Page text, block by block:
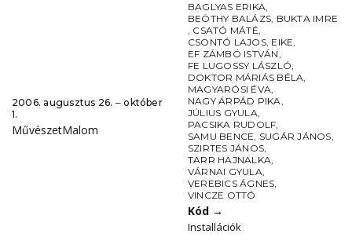
2006. augusztus 26. ‒ október
1.
MűvészetMalom
BAGLYAS ERIKA,
BEÖTHY BALÁZS, BUKTA IMRE
, CSATÓ MÁTÉ,
CSONTÓ LAJOS, EIKE,
EF ZÁMBÓ ISTVÁN,
FE LUGOSSY LÁSZLÓ,
DOKTOR MÁRIÁS BÉLA,
MAGYARÓSI ÉVA,
NAGY ÁRPÁD PIKA,
JÚLIUS GYULA,
PACSIKA RUDOLF,
SAMU BENCE, SUGÁR JÁNOS,
SZIRTES JÁNOS,
TARR HAJNALKA,
VÁRNAI GYULA,
VEREBICS ÁGNES,
VINCZE OTTÓ
Kód →
Installációk